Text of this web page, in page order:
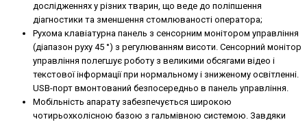
дослідженнях у різних тварин, що веде до поліпшення
діагностики та зменшення стомлюваності оператора;
Рухома клавіатурна панель з сенсорним монітором управління
(діапазон руху 45 °) з регулюванням висоти. Сенсорний монітор
управління полегшує роботу з великими обсягами відео і
текстової інформації при нормальному і зниженому освітленні.
USB-порт вмонтований безпосередньо в панель управління.
Мобільність апарату забезпечується широкою
чотирьохколісною базою з гальмівною системою. Завдяки